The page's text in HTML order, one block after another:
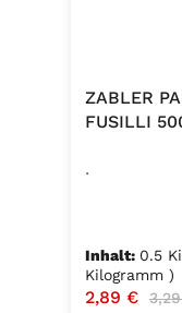
ZABLER
FUSILLI
.
Inhalt: 0.5
Kilogramm )
2,89 €